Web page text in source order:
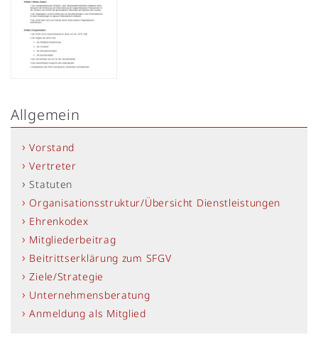
Allgemein
Vorstand
Vertreter
Statuten
Organisationsstruktur/Übersicht Dienstleistungen
Ehrenkodex
Mitgliederbeitrag
Beitrittserklärung zum SFGV
Ziele/Strategie
Unternehmensberatung
Anmeldung als Mitglied